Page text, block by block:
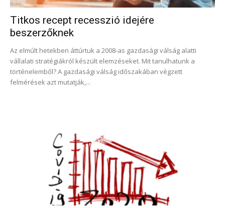
Titkos recept recesszió idejére
beszerzőknek
Az elmúlt hetekben áttúrtuk a 2008-as gazdasági válság alatti
vállalati stratégiákról készült elemzéseket. Mit tanulhatunk a
történelemből? A gazdasági válság időszakában végzett
felmérések azt mutatják,...